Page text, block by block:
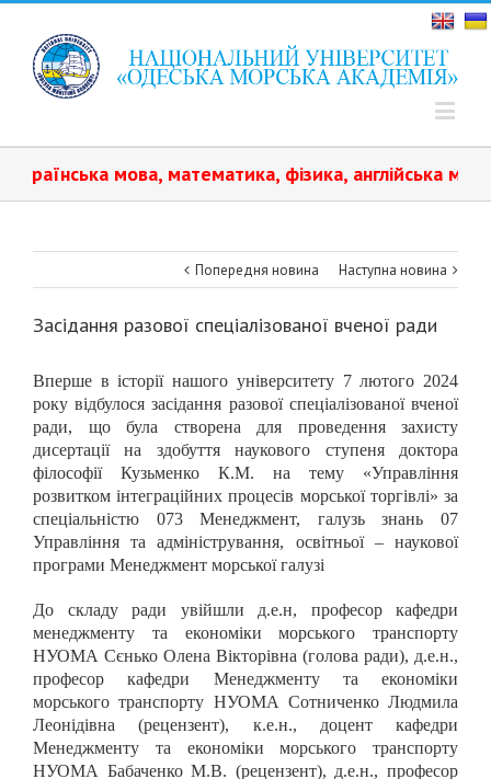
мова, математика, фізика, англійська
Попередня новина Наступна новина
Засідання разової спеціалізованої вченої ради
Вперше в історії нашого університету 7 лютого 2024
року відбулося засідання разової спеціалізованої вченої
ради, що була створена для проведення захисту
дисертації на здобуття наукового ступеня доктора
філософії Кузьменко К.М. на тему «Управління
розвитком інтеграційних процесів морської торгівлі» за
спеціальністю 073 Менеджмент, галузь знань 07
Управління та адміністрування, освітньої – наукової
програми Менеджмент морської галузі
До складу ради увійшли д.е.н, професор кафедри
менеджменту та економіки морського транспорту
НУОМА Сєнько Олена Вікторівна (голова ради), д.е.н.,
професор кафедри Менеджменту та економіки
морського транспорту НУОМА Сотниченко Людмила
Леонідівна (рецензент), к.е.н., доцент кафедри
Менеджменту та економіки морського транспорту
НУОМА Бабаченко М.В. (рецензент), д.е.н., професор